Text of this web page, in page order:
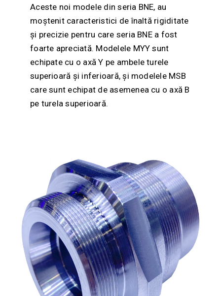
Aceste noi modele din seria BNE, au
moștenit caracteristici de înaltă rigiditate
și precizie pentru care seria BNE a fost
foarte apreciată. Modelele MYY sunt
echipate cu o axă Y pe ambele turele
superioară și inferioară, și modelele MSB
care sunt echipat de asemenea cu o axă B
pe turela superioară.